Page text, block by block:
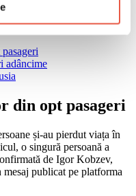
adâncime
din opt pasageri
și-au pierdut viața în
o singură persoană a
de Igor Kobzev,
publicat pe platforma